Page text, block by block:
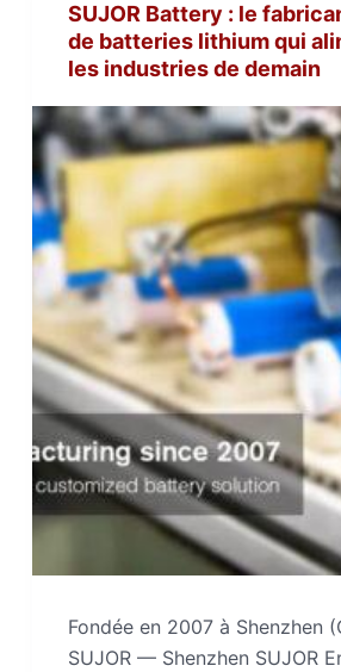
SUJOR Battery : le
de batteries lithium qui
les industries de demain
Fondée en 2007 à Shenzhen
SUJOR — Shenzhen SUJOR